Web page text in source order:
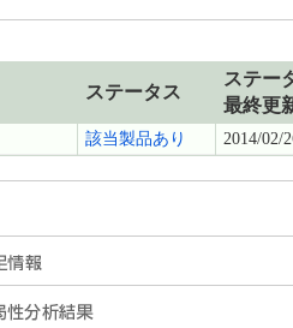
ステータス
ステー
最終更
該当製品あり 2014/02/